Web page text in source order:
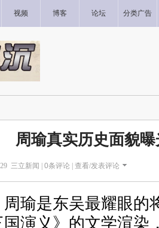
视频 博客 论坛 分类广告
周瑜真实历史面貌曝
三立新闻 | 0条评论 | 查看/发表评论
瑜是东吴最耀眼的
演义》的文学渲染